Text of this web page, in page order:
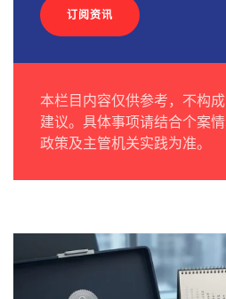
订阅资讯
本栏目内容仅供参考，不构
建议。具体事项请结合个案情
政策及主管机关实践为准。